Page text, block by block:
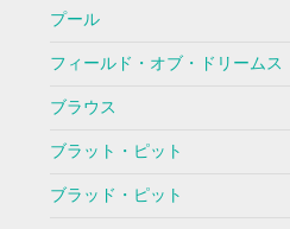
プール
フィールド・オブ・ドリームス
ブラウス
ブラット・ピット
ブラッド・ピット